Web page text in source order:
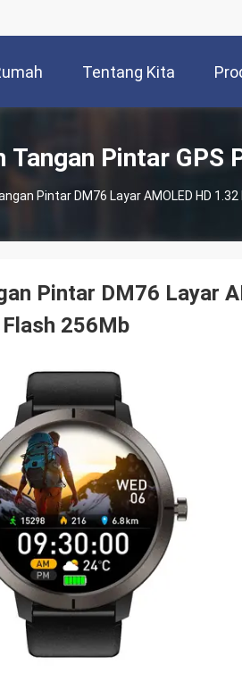
Tentang Kita
Tangan Pintar GPS
Pintar DM76 Layar AMOLED HD
Pintar DM76 Layar
Flash 256Mb